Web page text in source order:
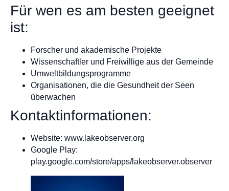
Für wen es am besten geeignet
ist:
Forscher und akademische Projekte
Wissenschaftler und Freiwillige aus der Gemeinde
Umweltbildungsprogramme
Organisationen, die die Gesundheit der Seen
überwachen
Kontaktinformationen:
Website: www.lakeobserver.org
Google Play:
play.google.com/store/apps/lakeobserver.observer